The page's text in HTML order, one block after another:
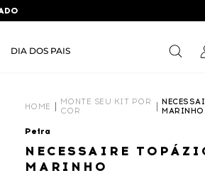
DIA DOS PAIS
HOME
MONTE SEU KIT POR
COR
MARINHO
Petra
NECESSAIRE
MARINHO